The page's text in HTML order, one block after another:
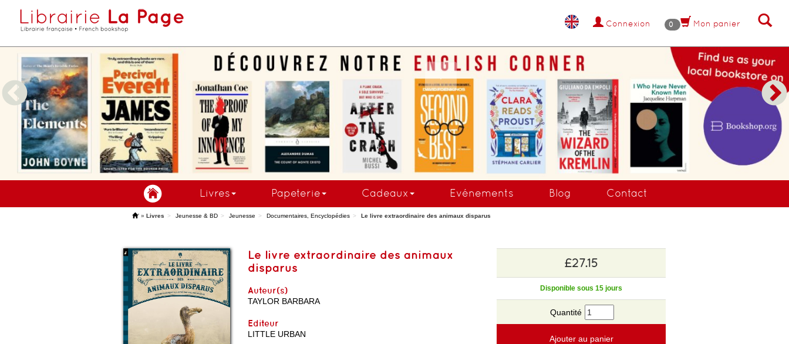
Connexion 0 Mon panier
.
Livres Papeterie Cadeaux Evénements Blog Contact
'» Livres Jeunesse & BD Jeunesse Documentaires, Encyclopédies Le livre extraordinaire des animaux disparus
Le livre extraordinaire des animaux
disparus
Auteur(s)
TAYLOR BARBARA
Editeur
LITTLE URBAN
£27.15
Disponible sous 15 jours
Quantité
Ajouter au panier